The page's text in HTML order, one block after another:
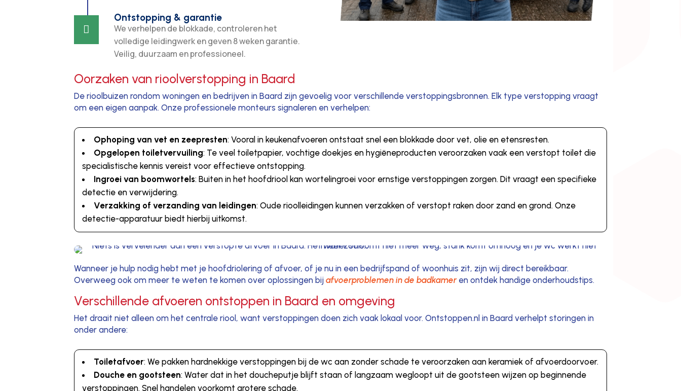

Ontstopping & garantie
We verhelpen de blokkade, controleren het
volledige leidingwerk en geven 8 weken garantie.
Veilig, duurzaam en professioneel.
Oorzaken van rioolverstopping in Baard
De rioolbuizen rondom woningen en bedrijven in Baard zijn gevoelig voor verschillende verstoppingsbronnen. Elk type verstopping vraagt
om een eigen aanpak. Onze professionele monteurs signaleren en verhelpen:
Ophoping van vet en zeepresten: Vooral in keukenafvoeren ontstaat snel een blokkade door vet, olie en etensresten.
Opgelopen toiletvervuiling: Te veel toiletpapier, vochtige doekjes en hygiëneproducten veroorzaken vaak een verstopt toilet die
specialistische kennis vereist voor effectieve ontstopping.
Ingroei van boomwortels: Buiten in het hoofdriool kan wortelingroei voor ernstige verstoppingen zorgen. Dit vraagt een specifieke
detectie en verwijdering.
Verzakking of verzanding van leidingen: Oude rioolleidingen kunnen verzakken of verstopt raken door zand en grond. Onze
detectie-apparatuur biedt hierbij uitkomst.
Wanneer je hulp nodig hebt met je hoofdriolering of afvoer, of je nu in een bedrijfspand of woonhuis zit, zijn wij direct bereikbaar.
Overweeg ook om meer te weten te komen over oplossingen bijafvoerproblemen in de badkameren ontdek handige onderhoudstips.
Verschillende afvoeren ontstoppen in Baard en omgeving
Het draait niet alleen om het centrale riool, want verstoppingen doen zich vaak lokaal voor. Ontstoppen.nl in Baard verhelpt storingen in
onder andere:
Toiletafvoer: We pakken hardnekkige verstoppingen bij de wc aan zonder schade te veroorzaken aan keramiek of afvoerdoorvoer.
Douche en gootsteen: Water dat in het doucheputje blijft staan of langzaam wegloopt uit de gootsteen wijzen op beginnende
verstoppingen. Snel handelen voorkomt grotere schade.